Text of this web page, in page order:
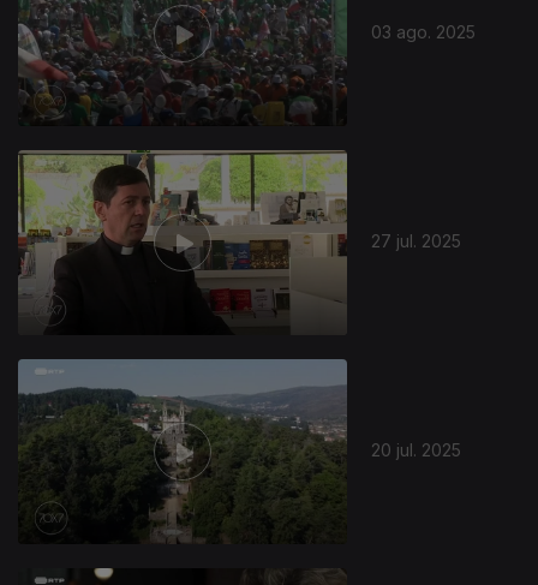
03 ago. 2025
27 jul. 2025
20 jul. 2025